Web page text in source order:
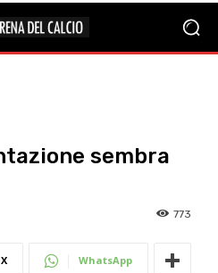
sembra
773
X WhatsApp